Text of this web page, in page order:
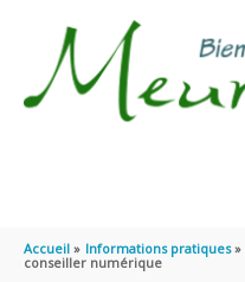
Accueil Informations pratiques
conseiller numérique